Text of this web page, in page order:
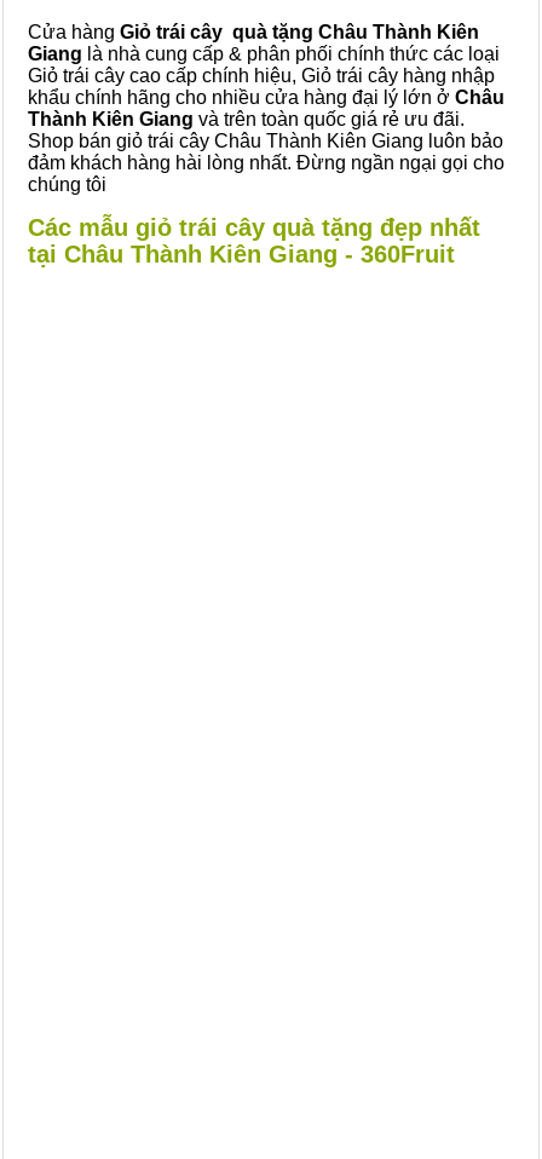
Cửa hàng Giỏ trái cây quà tặng Châu Thành Kiên
Giang là nhà cung cấp & phân phối chính thức các loại
Giỏ trái cây cao cấp chính hiệu, Giỏ trái cây hàng nhập
khẩu chính hãng cho nhiều cửa hàng đại lý lớn ở Châu
Thành Kiên Giang và trên toàn quốc giá rẻ ưu đãi.
Shop bán giỏ trái cây Châu Thành Kiên Giang luôn bảo
đảm khách hàng hài lòng nhất. Đừng ngần ngại gọi cho
chúng tôi
Các mẫu giỏ trái cây quà tặng đẹp nhất
tại Châu Thành Kiên Giang - 360Fruit